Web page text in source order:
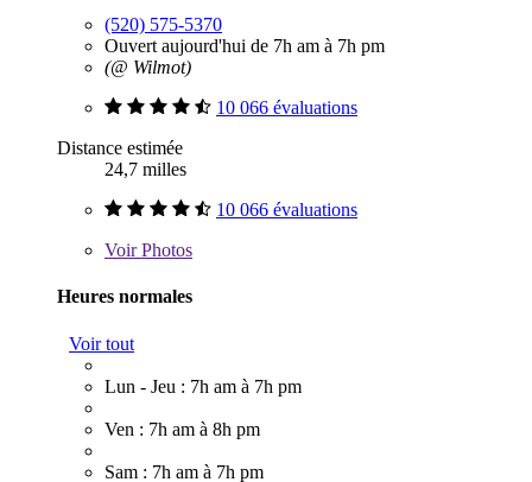
(520) 575-5370
Ouvert aujourd'hui de 7h am à 7h pm
(@ Wilmot)
10 066 évaluations
Distance estimée
24,7 milles
10 066 évaluations
VoirPhotos
Heures normales
Voir tout
Lun - Jeu : 7h am à 7h pm
Ven : 7h am à 8h pm
Sam : 7h am à 7h pm